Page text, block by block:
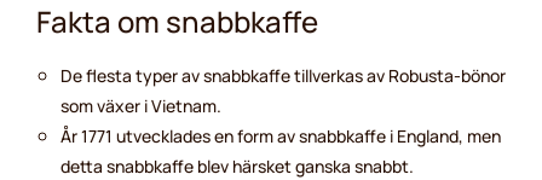
Fakta om snabbkaffe
De flesta typer av snabbkaffe tillverkas av Robusta-bönor
som växer i Vietnam.
År 1771 utvecklades en form av snabbkaffe i England, men
detta snabbkaffe blev härsket ganska snabbt.